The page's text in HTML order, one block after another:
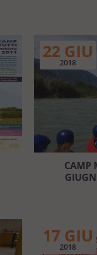
22 GIU
2018
CAMP
17 GIU
2018